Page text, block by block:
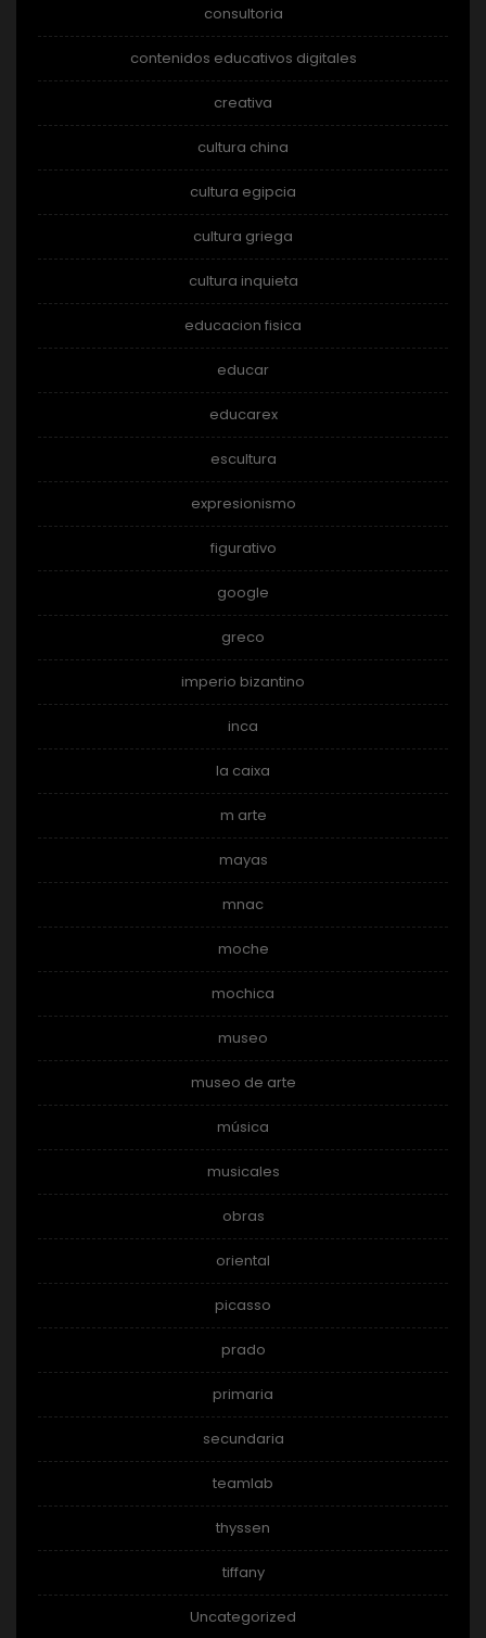
consultoria
contenidos educativos digitales
creativa
cultura china
cultura egipcia
cultura griega
cultura inquieta
educacion fisica
educar
educarex
escultura
expresionismo
figurativo
google
greco
imperio bizantino
inca
la caixa
m arte
mayas
mnac
moche
mochica
museo
museo de arte
música
musicales
obras
oriental
picasso
prado
primaria
secundaria
teamlab
thyssen
tiffany
Uncategorized